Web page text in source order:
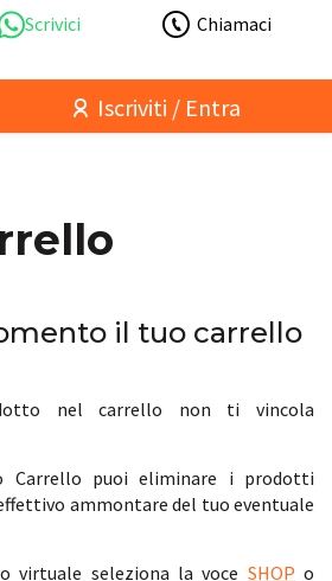
Scrivici Chiamaci
Iscriviti / Entra
il tuo carrello
nel carrello non ti vincola
Carrello puoi eliminare i prodotti
ammontare del tuo eventuale
virtuale seleziona la voce SHOP o